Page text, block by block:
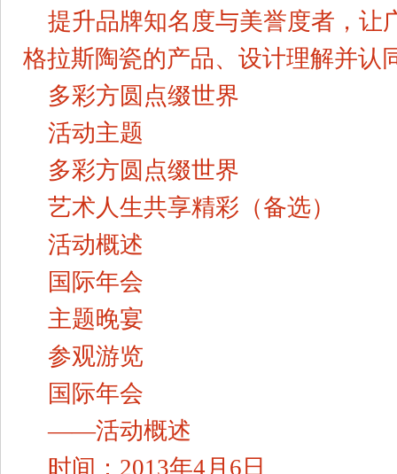
提升品牌知名度与美誉度者，让
格拉斯陶瓷的产品、设计理解并认
多彩方圆点缀世界
活动主题
多彩方圆点缀世界
艺术人生共享精彩（备选）
活动概述
国际年会
主题晚宴
参观游览
国际年会
——活动概述
时间：2013年4月6日